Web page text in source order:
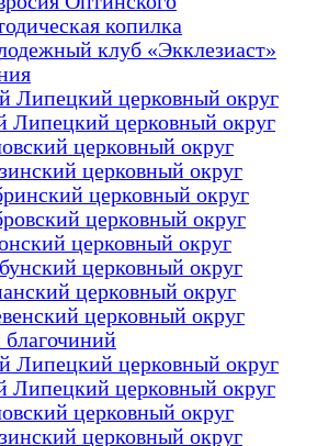
копилка
клуб «Экклезиаст»
Липецкий церковный округ
Липецкий церковный округ
церковный округ
церковный округ
церковный округ
церковный округ
церковный округ
церковный округ
церковный округ
церковный округ
Липецкий церковный округ
Липецкий церковный округ
церковный округ
церковный округ